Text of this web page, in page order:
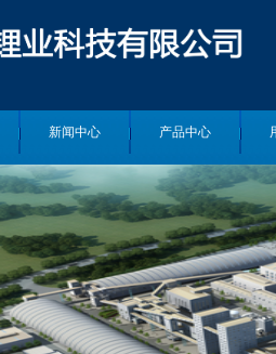
新闻中心 产品中心